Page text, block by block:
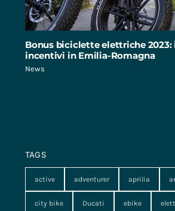
Bonus biciclette elettriche 2023:
incentivi in Emilia-Romagna
News
TAGS
active adventurer aprilia
city bike Ducati ebike